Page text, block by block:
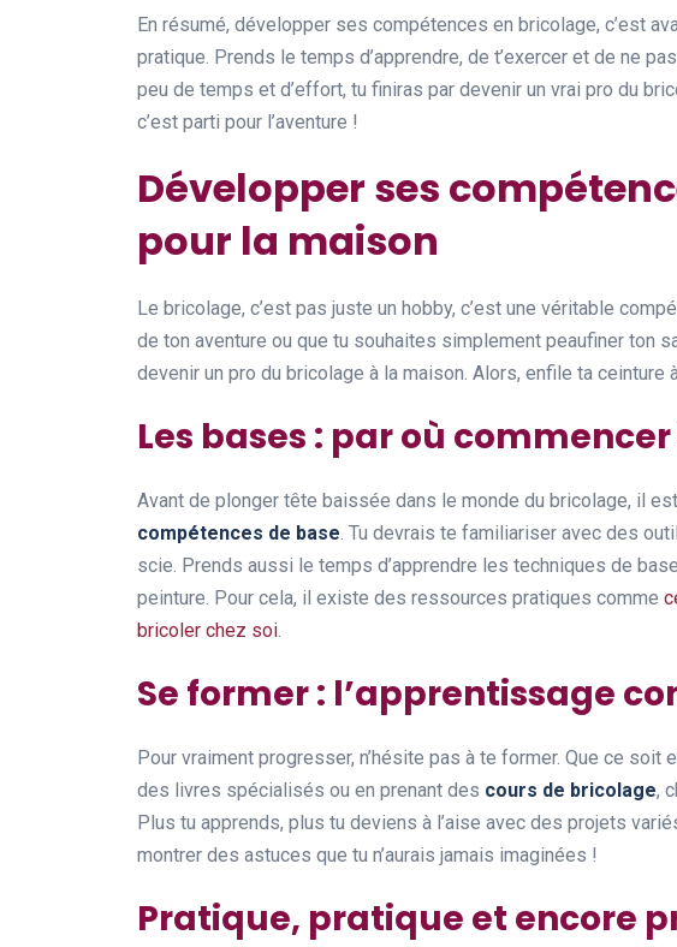
En résumé, développer ses compétences en bricolage, c’est
pratique. Prends le temps d’apprendre, de t’exercer et de ne
peu de temps et d’effort, tu finiras par devenir un vrai pro du
c’est parti pour l’aventure !
Développer ses
pour la maison
Le bricolage, c’est pas juste un hobby, c’est une véritable
de ton aventure ou que tu souhaites simplement peaufiner ton
devenir un pro du bricolage à la maison. Alors, enfile ta ceinture
Les bases : par où commencer
Avant de plonger tête baissée dans le monde du bricolage, il
compétences de base . Tu devrais te familiariser avec des
scie. Prends aussi le temps d’apprendre les techniques de
peinture. Pour cela, il existe des ressources pratiques comme
bricoler chez soi
Se former : l’apprentissage
Pour vraiment progresser, n’hésite pas à te former. Que ce
des livres spécialisés ou en prenant des cours de bricolage,
Plus tu apprends, plus tu deviens à l’aise avec des projets
montrer des astuces que tu n’aurais jamais imaginées !
Pratique, pratique et encore